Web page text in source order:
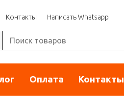
Контакты Написать Whatsapp
Оплата Контакты